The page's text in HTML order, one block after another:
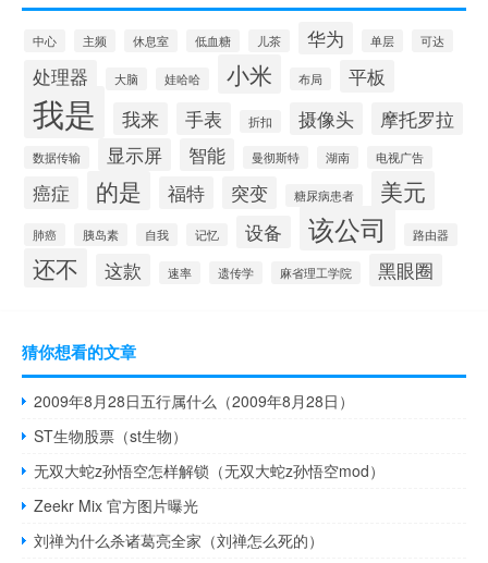
中心 主频 休息室 低血糖 儿茶 华为 单层 可达
处理器 大脑 娃哈哈 小米 布局 平板
我是 我来 手表 折扣 摄像头 摩托罗拉
数据传输 显示屏 智能 曼彻斯特 湖南 电视广告
癌症 的是 福特 突变 糖尿病患者 美元
肺癌 胰岛素 自我 记忆 设备 该公司 路由器
还不 这款 速率 遗传学 麻省理工学院 黑眼圈
猜你想看的文章
2009年8月28日五行属什么（2009年8月28日）
ST生物股票（st生物）
无双大蛇z孙悟空怎样解锁（无双大蛇z孙悟空mod）
Zeekr Mix 官方图片曝光
刘禅为什么杀诸葛亮全家（刘禅怎么死的）